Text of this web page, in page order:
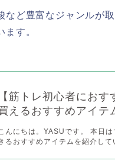
ど豊富なジャンルが取
す。
【筋トレ初心者にお
えるおすすめアイテ
こんにちは。YASUです。 本日
るおすすめアイテムを紹介し